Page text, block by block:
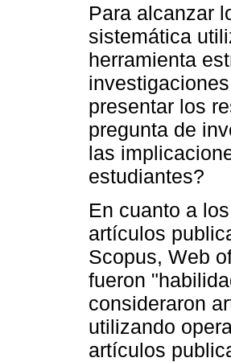
Para alcanzar
sistemática
herramienta
presentar los
pregunta de
las
estudiantes?
En cuanto a
artículos
Scopus, Web
fueron
consideraron
utilizando
artículos